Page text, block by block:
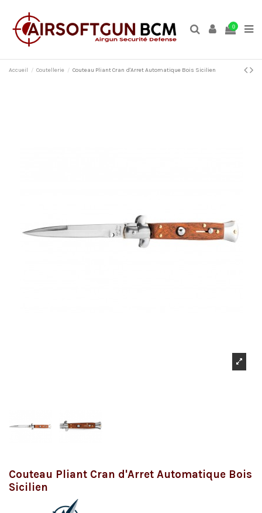
0
Accueil Coutellerie Couteau Pliant Cran d'Arret Automatique Bois Sicilien
Couteau Pliant Cran d'Arret Automatique Bois
Sicilien